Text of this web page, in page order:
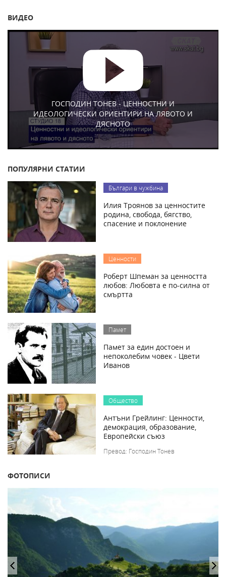
ВИДЕО
ГОСПОДИН ТОНЕВ - ЦЕННОСТНИ И
ИДЕОЛОГИЧЕСКИ ОРИЕНТИРИ НА ЛЯВОТО И
ДЯСНОТО
ПОПУЛЯРНИ СТАТИИ
Българи в чужбина
Илия Троянов за ценностите
родина, свобода, бягство,
спасение и поклонение
Ценности
Роберт Шпеман за ценността
любов: Любовта е по-силна от
смъртта
Памет
Памет за един достоен и
непоколебим човек - Цвети
Иванов
Общество
Антъни Грейлинг: Ценности,
демокрация, образование,
Европейски съюз
Превод: Господин Тонев
ФОТОПИСИ